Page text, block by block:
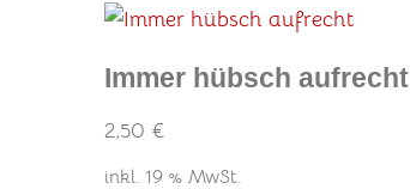
Immer hübsch aufrecht
2,50 €
inkl. 19 % MwSt.